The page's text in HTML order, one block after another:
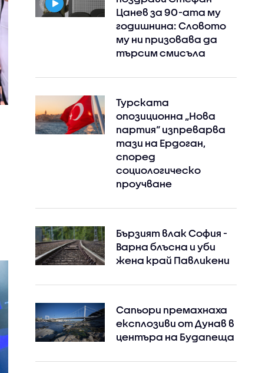
Цанев за 90-ата му
годишнина: Словото
му ни призовава да
търсим смисъла
Турската
опозиционна „Нова
партия“ изпреварва
тази на Ердоган,
според
социологическо
проучване
Бързият влак София -
Варна блъсна и уби
жена край Павликени
Сапьори премахнаха
експлозиви от Дунав в
центъра на Будапеща